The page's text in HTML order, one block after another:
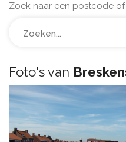
Zoek naar een postcode of
Foto's van